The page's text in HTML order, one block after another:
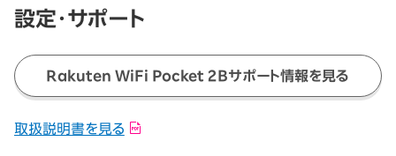
設定・サポート
Rakuten WiFi Pocket 2Bサポート情報を見る
取扱説明書を見る